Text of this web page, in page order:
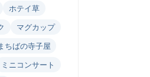
ホテイ草
マグカップ
ちばの寺子屋
ミニコンサート